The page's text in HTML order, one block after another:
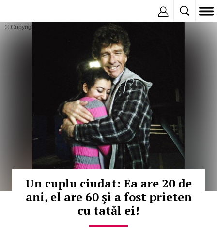
© Copyright: Facebook
Un cuplu ciudat: Ea are 20 de
ani, el are 60 şi a fost prieten
cu tatăl ei!